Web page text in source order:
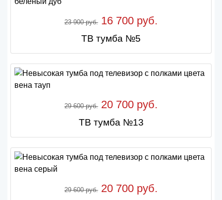
23 900 руб. 16 700 руб.
ТВ тумба №5
29 600 руб. 20 700 руб.
ТВ тумба №13
29 600 руб. 20 700 руб.